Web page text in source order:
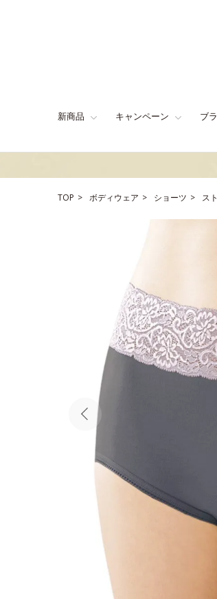
新商品 キャンペーン ブ
TOP ボディウェア ショーツ ス